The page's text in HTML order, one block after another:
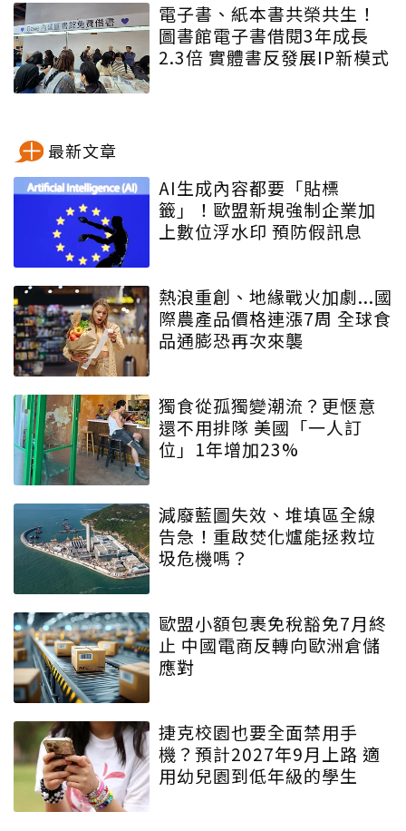
電子書、紙本書共榮共生！
圖書館電子書借閱3年成長
2.3倍 實體書反發展IP新模式
最新文章
AI生成內容都要「貼標
籤」！歐盟新規強制企業加
上數位浮水印 預防假訊息
熱浪重創、地緣戰火加劇...國
際農產品價格連漲7周 全球食
品通膨恐再次來襲
獨食從孤獨變潮流？更愜意
還不用排隊 美國「一人訂
位」1年增加23%
減廢藍圖失效、堆填區全線
告急！重啟焚化爐能拯救垃
圾危機嗎？
歐盟小額包裹免稅豁免7月終
止 中國電商反轉向歐洲倉儲
應對
捷克校園也要全面禁用手
機？預計2027年9月上路 適
用幼兒園到低年級的學生